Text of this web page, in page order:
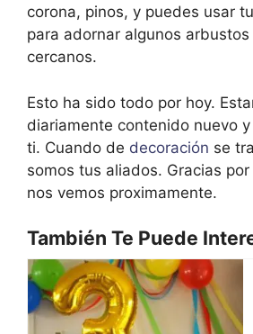
corona, pinos, y puedes usar
para adornar algunos
cercanos.
Esto ha sido todo por hoy.
diariamente contenido nuevo
ti. Cuando de decoración se
somos tus aliados. Gracias
nos vemos proximamente.
También Te Puede